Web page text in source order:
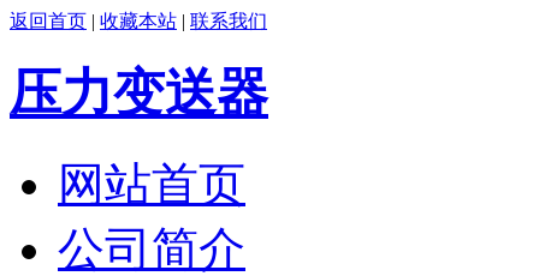
返回首页 | 收藏本站 | 联系我们
压力变送器
网站首页
公司简介